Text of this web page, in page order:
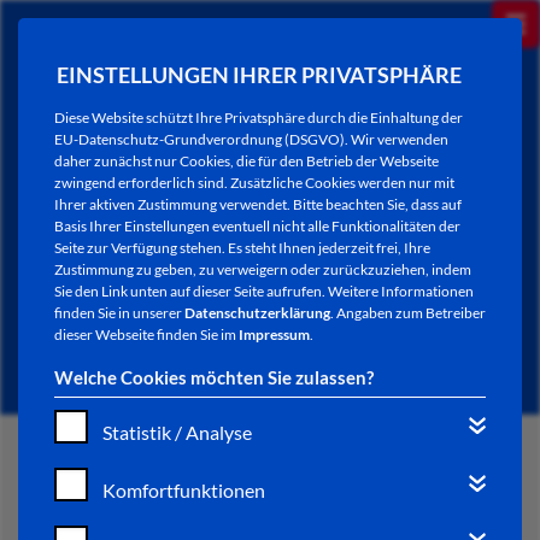
EINSTELLUNGEN IHRER PRIVATSPHÄRE
Diese Website schützt Ihre Privatsphäre durch die Einhaltung der
EU-Datenschutz-Grundverordnung (DSGVO). Wir verwenden
daher zunächst nur Cookies, die für den Betrieb der Webseite
zwingend erforderlich sind. Zusätzliche Cookies werden nur mit
Ihrer aktiven Zustimmung verwendet. Bitte beachten Sie, dass auf
Basis Ihrer Einstellungen eventuell nicht alle Funktionalitäten der
Seite zur Verfügung stehen. Es steht Ihnen jederzeit frei, Ihre
Zustimmung zu geben, zu verweigern oder zurückzuziehen, indem
Sie den Link unten auf dieser Seite aufrufen. Weitere Informationen
finden Sie in unsererDatenschutzerklärung. Angaben zum Betreiber
dieser Webseite finden Sie im Impressum.
Welche Cookies möchten Sie zulassen?
Statistik / Analyse
Komfortfunktionen
NEWSLETTER / CITY LETTER
START